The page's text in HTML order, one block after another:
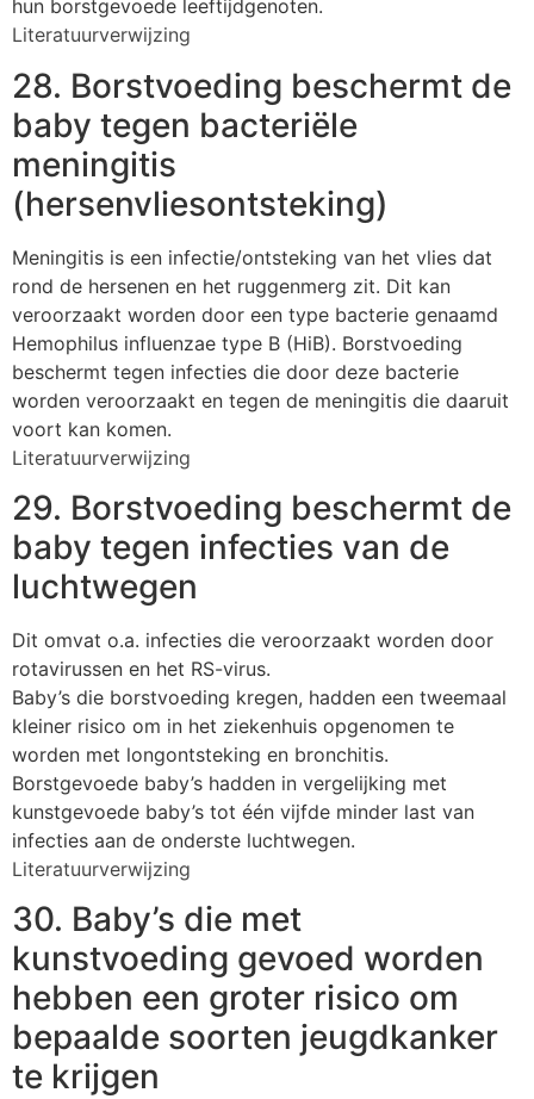
hun borstgevoede leeftijdgenoten.
Literatuurverwijzing
28. Borstvoeding beschermt de
baby tegen bacteriële
meningitis
(hersenvliesontsteking)
Meningitis is een infectie/ontsteking van het vlies dat
rond de hersenen en het ruggenmerg zit. Dit kan
veroorzaakt worden door een type bacterie genaamd
Hemophilus influenzae type B (HiB). Borstvoeding
beschermt tegen infecties die door deze bacterie
worden veroorzaakt en tegen de meningitis die daaruit
voort kan komen.
Literatuurverwijzing
29. Borstvoeding beschermt de
baby tegen infecties van de
luchtwegen
Dit omvat o.a. infecties die veroorzaakt worden door
rotavirussen en het RS-virus.
Baby’s die borstvoeding kregen, hadden een tweemaal
kleiner risico om in het ziekenhuis opgenomen te
worden met longontsteking en bronchitis.
Borstgevoede baby’s hadden in vergelijking met
kunstgevoede baby’s tot één vijfde minder last van
infecties aan de onderste luchtwegen.
Literatuurverwijzing
30. Baby’s die met
kunstvoeding gevoed worden
hebben een groter risico om
bepaalde soorten jeugdkanker
te krijgen